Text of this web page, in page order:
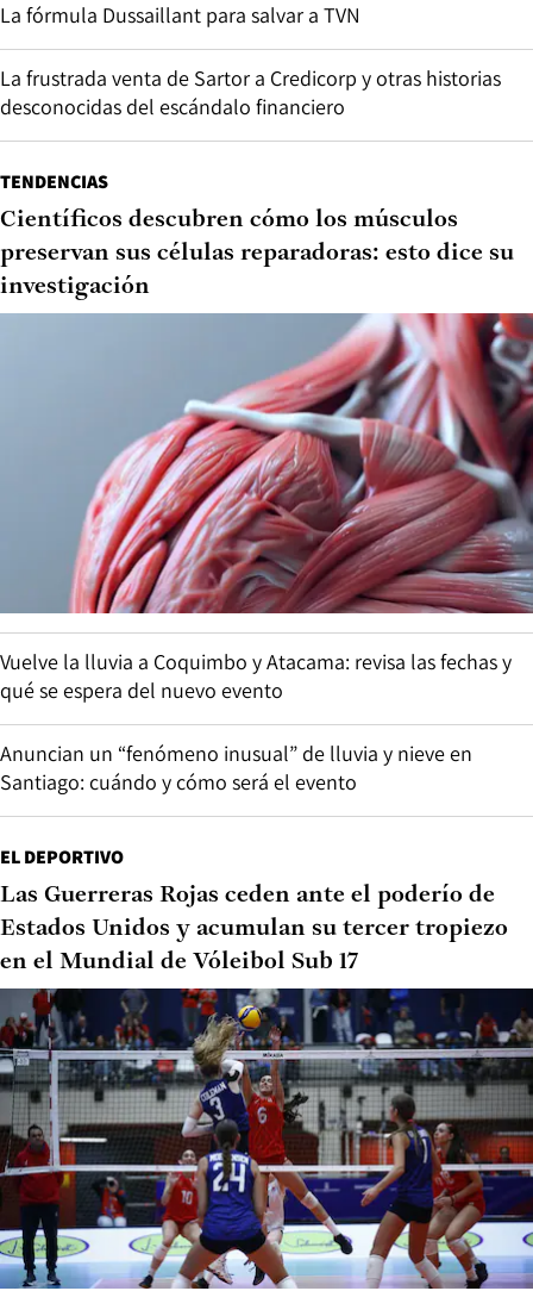
La fórmula Dussaillant para salvar a TVN
La frustrada venta de Sartor a Credicorp y otras historias
desconocidas del escándalo financiero
TENDENCIAS
Científicos descubren cómo los músculos
preservan sus células reparadoras: esto dice su
investigación
Vuelve la lluvia a Coquimbo y Atacama: revisa las fechas y
qué se espera del nuevo evento
Anuncian un “fenómeno inusual” de lluvia y nieve en
Santiago: cuándo y cómo será el evento
EL DEPORTIVO
Las Guerreras Rojas ceden ante el poderío de
Estados Unidos y acumulan su tercer tropiezo
en el Mundial de Vóleibol Sub 17